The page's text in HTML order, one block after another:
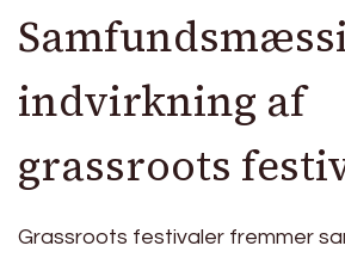
indvirkning af
grassroots
Grassroots festivaler fremmer